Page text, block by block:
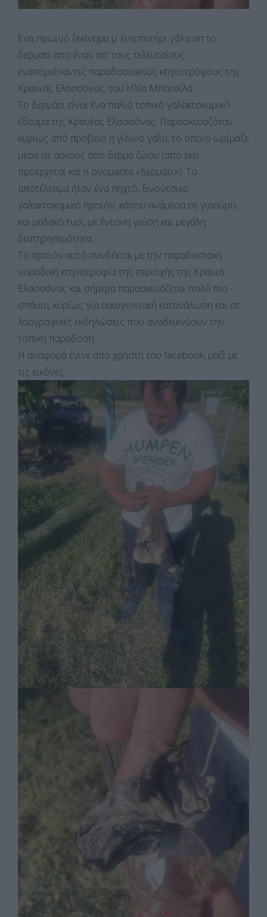
Ένα πρωινό ξεκίνημα μ’ ένα ποτήρι γάλα απ το
δερματι απο έναν απ’ τους τελευταίους
εναπομείναντες παραδοσιακούς κτηνοτρόφους της
Κρανιάς Ελασσόνας, του Ηλία Μπατσίλα.
Το δερμάτι είναι ένα παλιό τοπικό γαλακτοκομικό
έδεσμα της Κρανέας Ελασσόνας. Παρασκευαζόταν
κυρίως από πρόβειο ή γίδινο γάλα, το οποίο ωρίμαζε
μέσα σε ασκούς από δέρμα ζώου (από εκεί
προέρχεται και η ονομασία «δερμάτι»). Το
αποτέλεσμα ήταν ένα πηχτό, ξινούτσικο
γαλακτοκομικό προϊόν, κάπου ανάμεσα σε γιαούρτι
και μαλακό τυρί, με έντονη γεύση και μεγάλη
διατηρησιμότητα.
Το προϊόν αυτό συνδέεται με την παραδοσιακή
νομαδική κτηνοτροφία της περιοχής της Κρανιά
Ελασσόνας και σήμερα παρασκευάζεται πολύ πιο
σπάνια, κυρίως για οικογενειακή κατανάλωση και σε
λαογραφικές εκδηλώσεις που αναδεικνύουν την
τοπική παράδοση.
Η αναφορά έγινε από χρήστη του facebook, μαζί με
τις εικόνες.